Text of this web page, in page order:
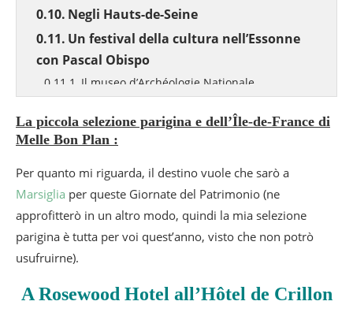
Negli Hauts-de-Seine
Un festival della cultura nell’Essonne
con Pascal Obispo
Il museo d’Archéologie Nationale
cosa succede vicino a casa tua, il programma
completo delle Giornate europee del patrimonio
www.journeesdupatrimoine.culture.fr
La piccola selezione parigina e dell’Île-de-France di
Melle Bon Plan :
Per quanto mi riguarda, il destino vuole che sarò a
Marsiglia per queste Giornate del Patrimonio (ne
approfitterò in un altro modo, quindi la mia selezione
parigina è tutta per voi quest’anno, visto che non potrò
usufruirne).
A Rosewood Hotel all’Hôtel de Crillon